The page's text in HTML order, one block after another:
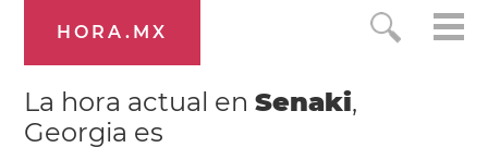
HORA.MX
La hora actual enSenaki,
Georgia es